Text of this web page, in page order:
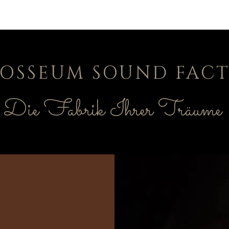
Scritto a mano
SOUND
Die Fabrik Ihrer Träume